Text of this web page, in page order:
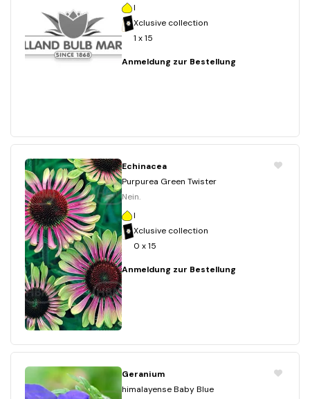
I
Xclusive collection
1 x 15
Anmeldung zur Bestellung
Echinacea
Purpurea Green Twister
Nein.
I
Xclusive collection
0 x 15
Anmeldung zur Bestellung
Geranium
himalayense Baby Blue